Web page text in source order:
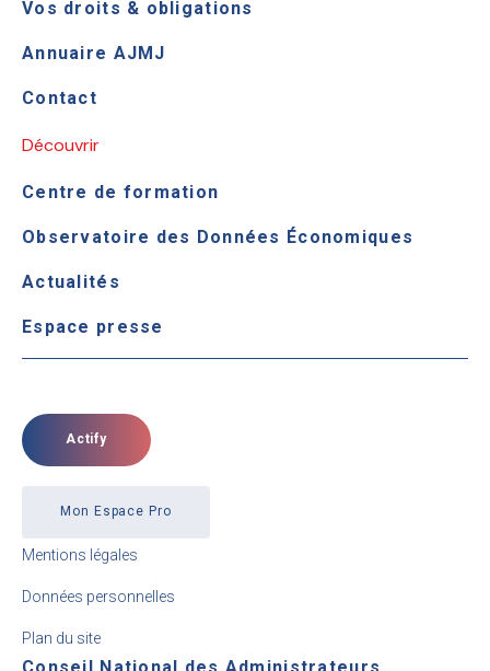
Vos droits & obligations
Annuaire AJMJ
Contact
Découvrir
Centre de formation
Observatoire des Données Économiques
Actualités
Espace presse
Actify
Mon Espace Pro
Mentions légales
Données personnelles
Plan du site